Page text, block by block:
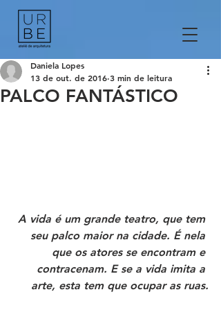
PALCO FANTÁSTICO
Daniela Lopes
13 de out. de 2016 3 min de leitura
A vida é um grande teatro, que tem
seu palco maior na cidade. É nela
que os atores se encontram e
contracenam. E se a vida imita a
arte, esta tem que ocupar as ruas.